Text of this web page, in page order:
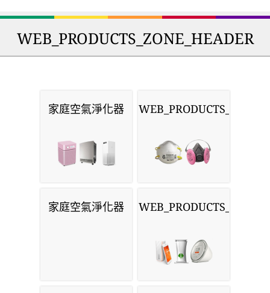
WEB_PRODUCTS_ZONE_HEADER
家庭空氣淨化器 WEB_PRODUCTS_MASKS
家庭空氣淨化器